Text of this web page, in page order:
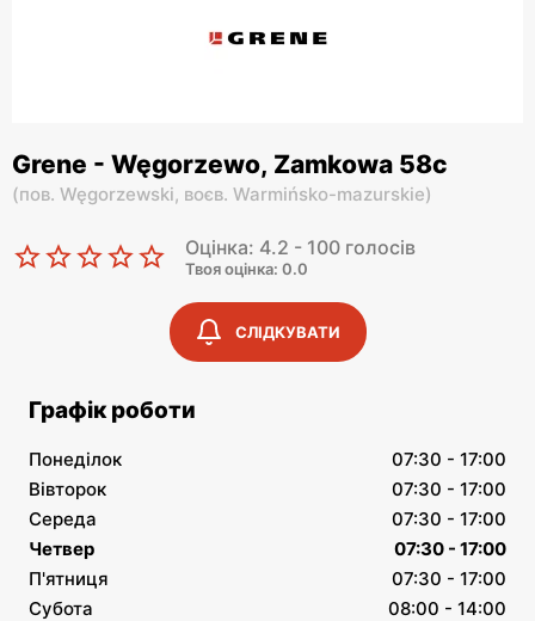
Grene - Węgorzewo, Zamkowa 58c
(пов. Węgorzewski, воєв. Warmińsko-mazurskie)
Оцінка: 4.2 - 100 голосів
Твоя оцінка: 0.0
СЛІДКУВАТИ
Графік роботи
Понеділок
07:30 - 17:00
Вівторок
07:30 - 17:00
Середа
07:30 - 17:00
Четвер
07:30 - 17:00
П'ятниця
07:30 - 17:00
Субота
08:00 - 14:00